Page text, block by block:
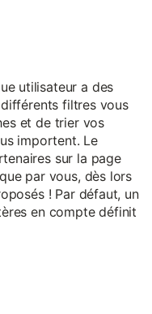
utilisateur a des
filtres vous
et de trier vos
importent. Le
sur la page
par vous, dès lors
! Par défaut, un
en compte définit